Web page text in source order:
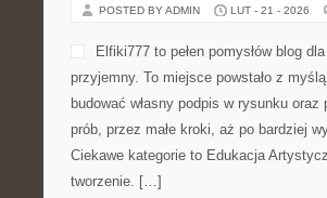
POSTED BY ADMIN LUT - 21 - 2026
Elfiki777 to pełen pomysłów blog
przyjemny. To miejsce powstało z
budować własny podpis w rysunku
prób, przez małe kroki, aż po bardziej
Ciekawe kategorie to Edukacja
tworzenie. […]